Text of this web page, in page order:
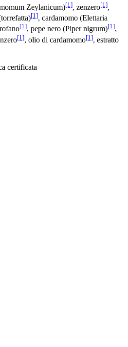
Zeylanicum)[1], zenzero[1],
[1], cardamomo (Elettaria
[1], pepe nero (Piper nigrum)[1],
[1], olio di cardamomo[1], estratto
certificata